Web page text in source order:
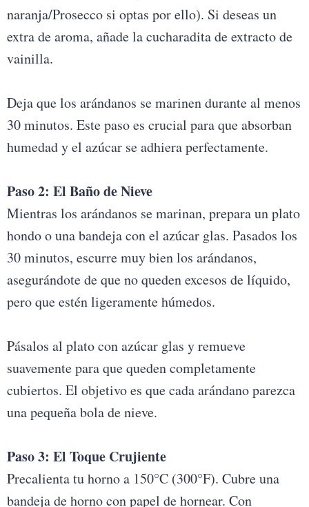
naranja/Prosecco si optas por ello). Si deseas un
extra de aroma, añade la cucharadita de extracto de
vainilla.
Deja que los arándanos se marinen durante al menos
30 minutos. Este paso es crucial para que absorban
humedad y el azúcar se adhiera perfectamente.
Paso 2: El Baño de Nieve
Mientras los arándanos se marinan, prepara un plato
hondo o una bandeja con el azúcar glas. Pasados los
30 minutos, escurre muy bien los arándanos,
asegurándote de que no queden excesos de líquido,
pero que estén ligeramente húmedos.
Pásalos al plato con azúcar glas y remueve
suavemente para que queden completamente
cubiertos. El objetivo es que cada arándano parezca
una pequeña bola de nieve.
Paso 3: El Toque Crujiente
Precalienta tu horno a 150°C (300°F). Cubre una
bandeja de horno con papel de hornear. Con